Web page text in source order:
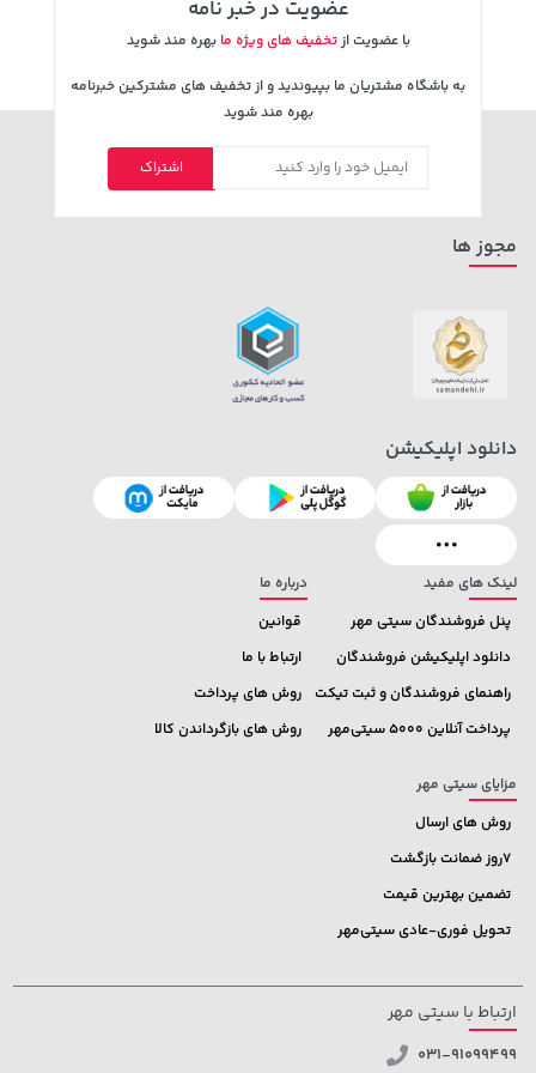
315,900 تومان خرید
129,000 تومان
145,900
خرید
عضویت در خبر نامه
با عضویت ازتخفیف های ویژه ما بهره مند شوید
به باشگاه مشتریان ما بپیوندید و از تخفیف های مشترکین خبرنامه
بهره مند شوید
اشتراک
لینک های مفید
پنل فروشندگان سیتی مهر
دانلود اپلیکیشن فروشندگان
راهنمای فروشندگان و ثبت تیکت
پرداخت آنلاین 5000 سیتی‌مهر
درباره ما
قوانین
ارتباط با ما
روش های پرداخت
روش های بازگرداندن کالا
مزایای سیتی مهر
روش های ارسال
7روز ضمانت بازگشت
تضمین بهترین قیمت
تحویل فوری-عادی سیتی‌مهر
مجوز ها
دانلود اپلیکیشن
ارتباط با سیتی مهر
031-91099499